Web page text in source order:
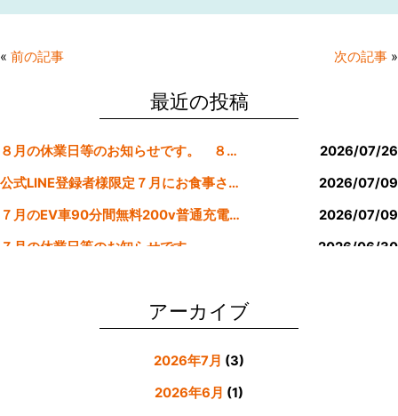
c
e
k
itt e ai
« 前の記事 次の記事 »
最近の投稿
８月の休業日等のお知らせです。 ８月より定休日は金曜日のみにします。
2026/07/26
公式LINE登録者様限定７月にお食事された方にサービスクーポン発行
2026/07/09
７月のEV車90分間無料200v普通充電クーポン券！！
2026/07/09
７月の休業日等のお知らせです。
2026/06/30
アーカイブ
2026年7月 (3)
2026年6月 (1)